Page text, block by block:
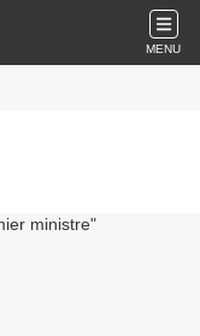
MENU